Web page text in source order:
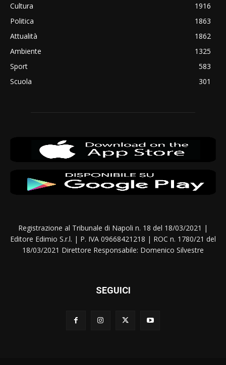
Cultura
1916
Politica
1863
Attualità
1862
Ambiente
1325
Sport
583
Scuola
301
Registrazione al Tribunale di Napoli n. 18 del 18/03/2021 |
Editore Edimio S.r.l. | P. IVA 09668421218 | ROC n. 1780/21 del
18/03/2021 Direttore Responsabile: Domenico Silvestre
SEGUICI